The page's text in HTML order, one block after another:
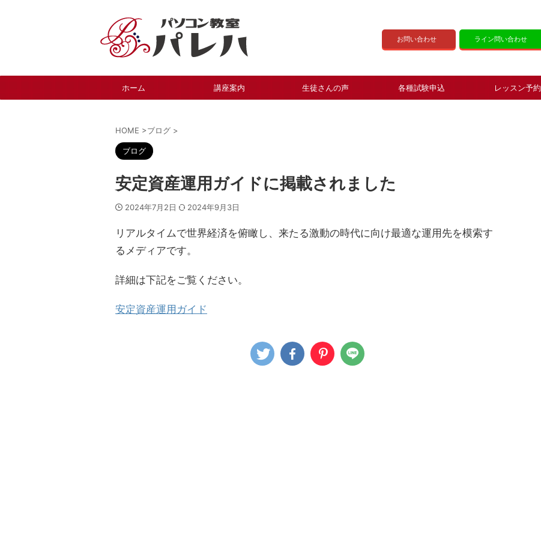
お問い合わせ ライン問い合わせ
ホーム 講座案内 生徒さんの声 各種試験申込 レッスン予約
HOME >ブログ >
ブログ
安定資産運用ガイドに掲載されました
2024年7月2日 2024年9月3日
リアルタイムで世界経済を俯瞰し、来たる激動の時代に向け最適な運用先を模索す
るメディアです。
詳細は下記をご覧ください。
安定資産運用ガイド